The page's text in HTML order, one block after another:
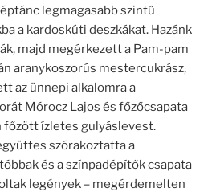
legmagasabb szintű
a kardoskúti deszkákat. Hazánk
majd megérkezett a Pam-pam
aranykoszorús mestercukrász,
az ünnepi alkalomra a
Mórocz Lajos és főzőcsapata
főzött ízletes gulyáslevest.
szórakoztatta a
és a színpadépítők csapata
legények – megérdemelten